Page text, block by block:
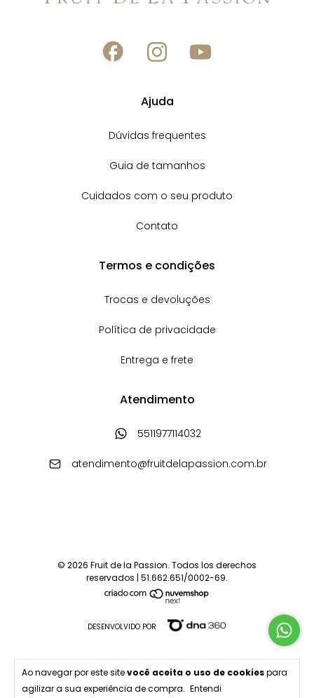
Ao navegar por este sitevocê aceita o uso de cookiespara
agilizar a sua experiência de compra. Entendi
Ajuda
Dúvidas frequentes
Guia de tamanhos
Cuidados com o seu produto
Contato
Termos e condições
Trocas e devoluções
Política de privacidade
Entrega e frete
Atendimento
5511977114032
atendimento@fruitdelapassion.com.br
© 2026 Fruit de la Passion. Todos los derechos
reservados | 51.662.651/0002-69.
DESENVOLVIDO POR